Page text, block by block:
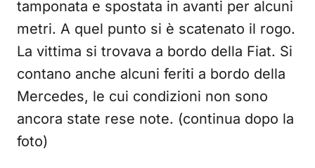
tamponata e spostata in avanti per alcuni
metri. A quel punto si è scatenato il rogo.
La vittima si trovava a bordo della Fiat. Si
contano anche alcuni feriti a bordo della
Mercedes, le cui condizioni non sono
ancora state rese note. (continua dopo la
foto)